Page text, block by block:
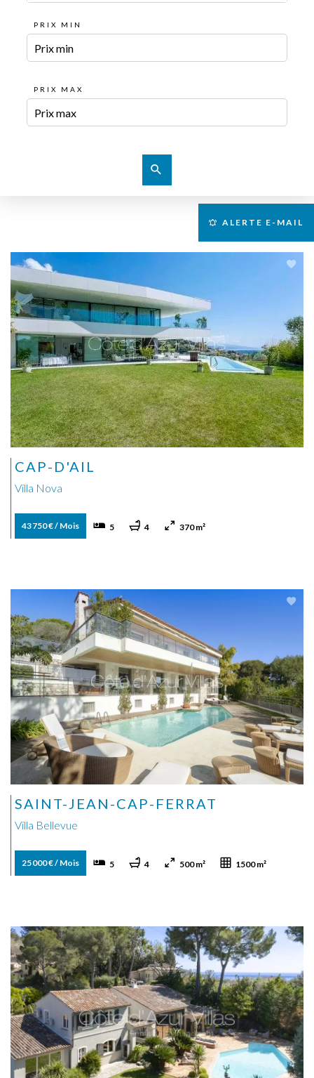
PRIX MIN
PRIX MAX
ALERTE E-MAIL
CAP-D'AIL
Villa Nova
43 750 € / Mois 5 4 370 m²
SAINT-JEAN-CAP-FERRAT
Villa Bellevue
25 000 € / Mois 5 4 500 m² 1500 m²